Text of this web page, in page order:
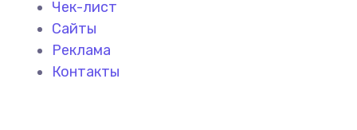
Чек-лист
Сайты
Реклама
Контакты